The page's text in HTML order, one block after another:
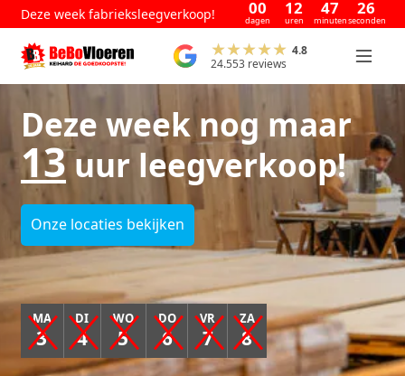
Deze week fabrieksleegverkoop! 00
dagen
12
uren
47
minuten
26
seconden
4.8
24.553 reviews
Deze week nog maar
13uur leegverkoop!
Onze locaties bekijken
MA
3
DI
4
WO
5
DO
6
VR
7
ZA
8